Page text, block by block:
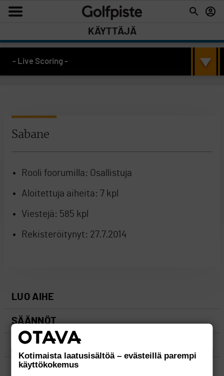
KÄYTTÄJÄ
- Live Scoring -
Sabane
Rooli foorumilla: Osallistuja
Aloitettuja aiheita: 7 kpl
Viestejä: 585 kpl
Rekisteröitynyt: 27.7.2014
LUO AIHE
SÄÄNNÖT
OHJEET
UUSIMMAT VIESTIKETJUT
Kotimaista laatusisältöä – evästeillä parempi
käyttökokemus